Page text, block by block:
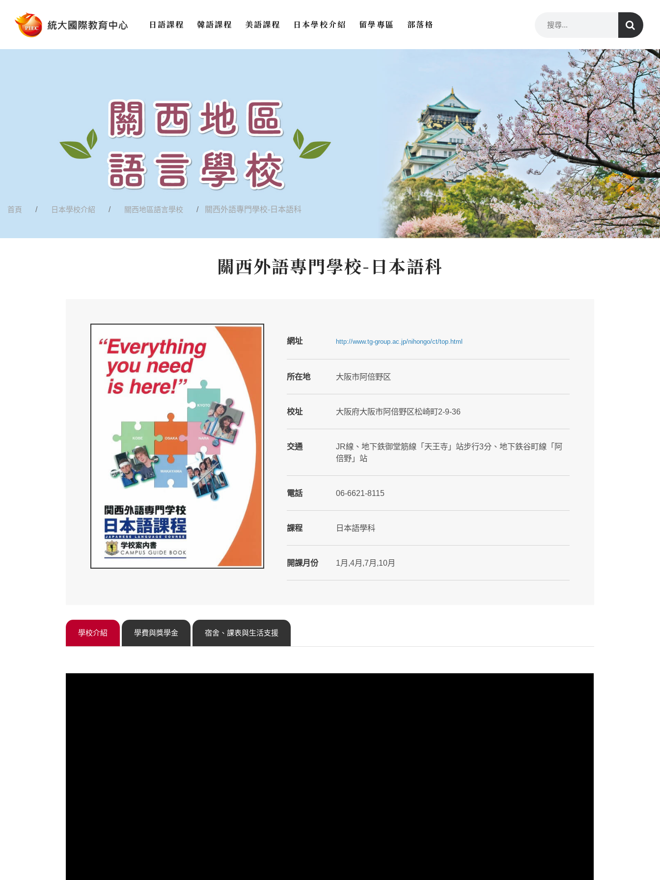
日語課程 韓語課程 美語課程 日本學校介紹 留學專區 部落格
首頁 日本學校介紹 關西地區語言學校 關西外語專門學校-日本語科
關西外語專門學校-日本語科
網址 http://www.tg-group.ac.jp/nihongo/ct/top.html
所在地 大阪市阿倍野区
校址 大阪府大阪市阿倍野区松崎町2-9-36
交通
JR線、地下鉄御堂筋線「天王寺」站步行3分、地下鉄谷町線「阿
倍野」站
電話 06-6621-8115
課程 日本語學科
開課月份 1月,4月,7月,10月
學校介紹 學費與獎學金 宿舍、課表與生活支援